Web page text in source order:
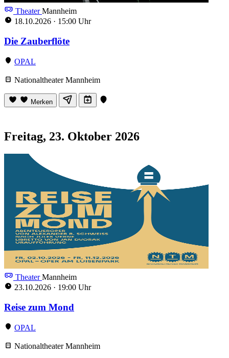
TheaterMannheim
18.10.2026 · 15:00 Uhr
Die Zauberflöte
OPAL
Nationaltheater Mannheim
Merken
Freitag, 23. Oktober 2026
TheaterMannheim
23.10.2026 · 19:00 Uhr
Reise zum Mond
OPAL
Nationaltheater Mannheim